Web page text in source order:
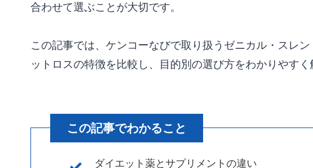
合わせて選ぶことが大切です。
この記事では、ケンコーなびで取り扱うゼニカル・スレ
ットロスの特徴を比較し、目的別の選び方をわかりやすく
この記事でわかること
ダイエット薬とサプリメントの違い